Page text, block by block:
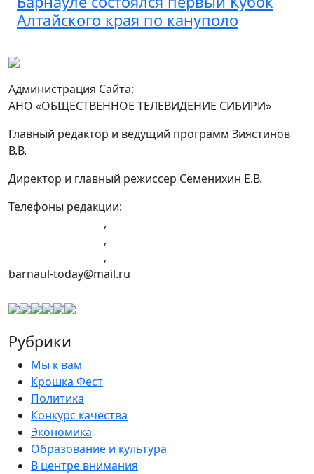
Алтайского края по кануполо
Администрация Сайта:
АНО «ОБЩЕСТВЕННОЕ ТЕЛЕВИДЕНИЕ СИБИРИ»
Главный редактор и ведущий программ Зиястинов
В.В.
Директор и главный режиссер Семенихин Е.В.
Телефоны редакции:
,
,
,
barnaul-today@mail.ru
Рубрики
Мы к вам
Крошка Фест
Политика
Конкурс качества
Экономика
Образование и культура
В центре внимания